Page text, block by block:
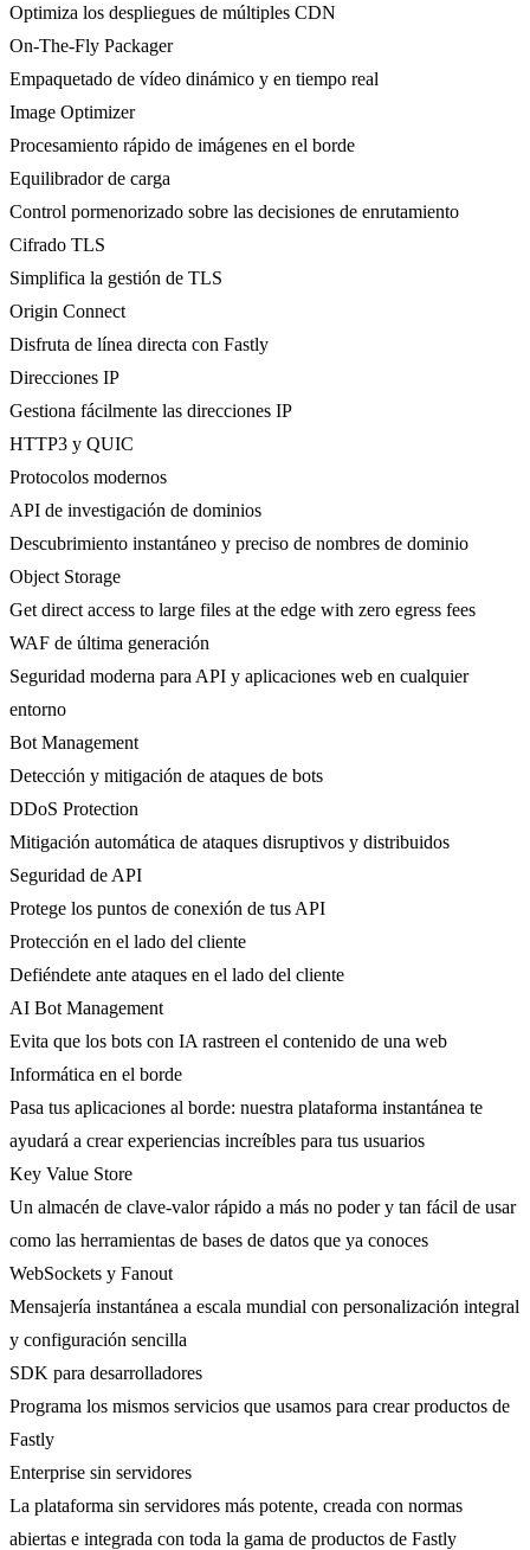
Optimiza los despliegues de múltiples CDN
On-The-Fly Packager
Empaquetado de vídeo dinámico y en tiempo real
Image Optimizer
Procesamiento rápido de imágenes en el borde
Equilibrador de carga
Control pormenorizado sobre las decisiones de enrutamiento
Cifrado TLS
Simplifica la gestión de TLS
Origin Connect
Disfruta de línea directa con Fastly
Direcciones IP
Gestiona fácilmente las direcciones IP
HTTP3 y QUIC
Protocolos modernos
API de investigación de dominios
Descubrimiento instantáneo y preciso de nombres de dominio
Object Storage
Get direct access to large files at the edge with zero egress fees
WAF de última generación
Seguridad moderna para API y aplicaciones web en cualquier
entorno
Bot Management
Detección y mitigación de ataques de bots
DDoS Protection
Mitigación automática de ataques disruptivos y distribuidos
Seguridad de API
Protege los puntos de conexión de tus API
Protección en el lado del cliente
Defiéndete ante ataques en el lado del cliente
AI Bot Management
Evita que los bots con IA rastreen el contenido de una web
Informática en el borde
Pasa tus aplicaciones al borde: nuestra plataforma instantánea te
ayudará a crear experiencias increíbles para tus usuarios
Key Value Store
Un almacén de clave-valor rápido a más no poder y tan fácil de usar
como las herramientas de bases de datos que ya conoces
WebSockets y Fanout
Mensajería instantánea a escala mundial con personalización integral
y configuración sencilla
SDK para desarrolladores
Programa los mismos servicios que usamos para crear productos de
Fastly
Enterprise sin servidores
La plataforma sin servidores más potente, creada con normas
abiertas e integrada con toda la gama de productos de Fastly